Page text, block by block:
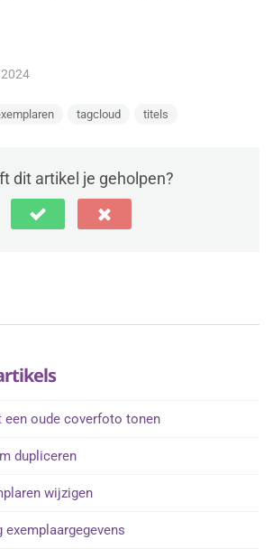
tagcloud titels
dit artikel je geholpen?
oude coverfoto tonen
dupliceren
wijzigen
exemplaargegevens